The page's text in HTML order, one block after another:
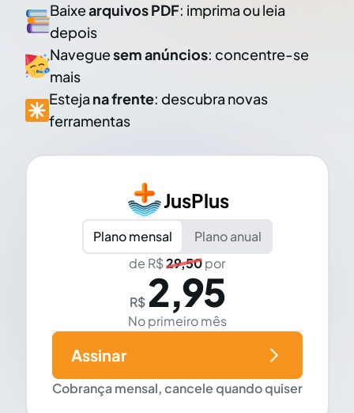
Baixearquivos PDF: imprima ou leia
depois
Naveguesem anúncios: concentre-se
mais
Esteja na frente: descubra novas
ferramentas
JusPlus
Plano mensal
Plano anual
de R$29,50por
R$ 2,95
No primeiro mês
Cobrança mensal, cancele quando quiser
Assinar